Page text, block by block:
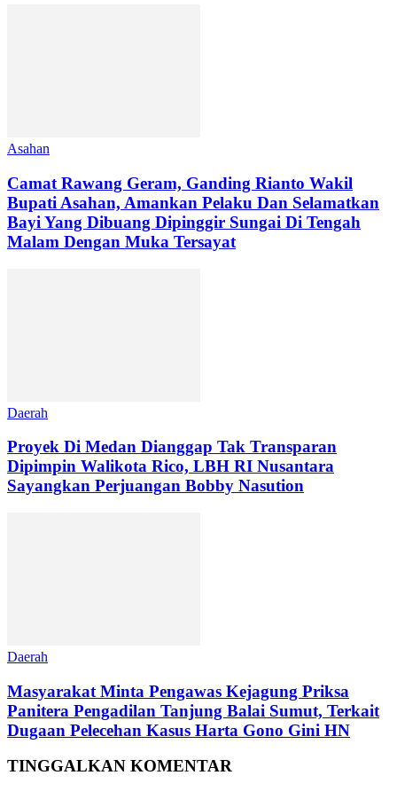
Asahan
Camat Rawang Geram, Ganding Rianto Wakil
Bupati Asahan, Amankan Pelaku Dan Selamatkan
Bayi Yang Dibuang Dipinggir Sungai Di Tengah
Malam Dengan Muka Tersayat
Daerah
Proyek Di Medan Dianggap Tak Transparan
Dipimpin Walikota Rico, LBH RI Nusantara
Sayangkan Perjuangan Bobby Nasution
Daerah
Masyarakat Minta Pengawas Kejagung Priksa
Panitera Pengadilan Tanjung Balai Sumut, Terkait
Dugaan Pelecehan Kasus Harta Gono Gini HN
TINGGALKAN KOMENTAR